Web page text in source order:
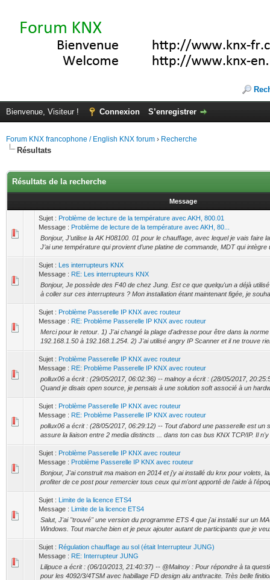
Bienvenue, Visiteur ! Connexion S’enregistrer
Forum KNX francophone / English KNX forum › Recherche
Résultats
Résultats de la recherche
Message
Sujet : Problème de lecture de la température avec AKH, 800.01
Message : Problème de lecture de la température avec AKH, 80...
Bonjour, J’utilise la AK H08100. 01 pour le chauffage, avec lequel je vais faire
J’ai une température qui provient d’une platine de commande, MDT qui intègre
Sujet : Les interrupteurs KNX
Message : RE: Les interrupteurs KNX
Bonjour, Je possède des F40 de chez Jung. Est ce que quelqu'un a déjà
à coller sur ces interrupteurs ? Mon installation étant maintenant figée, je
Sujet : Problème Passerelle IP KNX avec routeur
Message : RE: Problème Passerelle IP KNX avec routeur
Merci pour le retour. 1) J'ai changé la plage d'adresse pour être dans la
192.168.1.50 à 192.168.1.254. 2) J'ai utilisé angry IP Scanner et il ne trouve
Sujet : Problème Passerelle IP KNX avec routeur
Message : RE: Problème Passerelle IP KNX avec routeur
pollux06 a écrit : (29/05/2017, 06:02:36) -- malnoy a écrit : (28/05/2017,
Quand je disais open source, je pensais à une solution soft associé à un
Sujet : Problème Passerelle IP KNX avec routeur
Message : RE: Problème Passerelle IP KNX avec routeur
pollux06 a écrit : (28/05/2017, 06:29:12) -- Tout d'abord une passerelle est un
assure la liaison entre 2 media distincts ... dans ton cas bus KNX TCP/IP. Il
Sujet : Problème Passerelle IP KNX avec routeur
Message : Problème Passerelle IP KNX avec routeur
Bonjour, J'ai construit ma maison en 2014 et j'y ai installé du knx pour volets,
profiter de ce post pour remercier tous ceux qui m'ont apporté de l'aide à
Sujet : Limite de la licence ETS4
Message : Limite de la licence ETS4
Salut, J'ai "trouvé" une version du programme ETS 4 que j'ai installé sur un
Windows. Tout marche bien et je peux ajouter autant de participants que je
Sujet : Régulation chauffage au sol (était Interrupteur JUNG)
Message : RE: Interrupteur JUNG
Lilipuce a écrit : (06/10/2013, 21:40:37) -- @Malnoy : Pour répondre à ta
pour les 4092/3/4TSM avec habillage FD design alu anthracite. Très belle